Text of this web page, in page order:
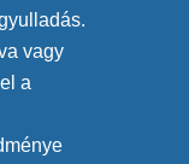
vagy
a